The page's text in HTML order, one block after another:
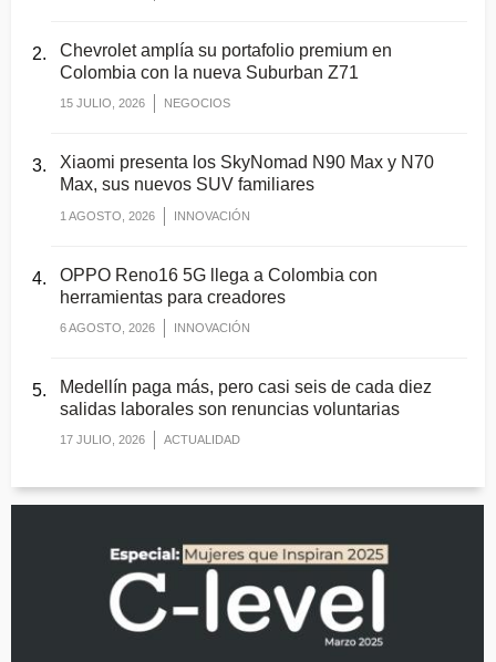
Chevrolet amplía su portafolio premium en
Colombia con la nueva Suburban Z71
15 JULIO, 2026 NEGOCIOS
Xiaomi presenta los SkyNomad N90 Max y N70
Max, sus nuevos SUV familiares
1 AGOSTO, 2026 INNOVACIÓN
OPPO Reno16 5G llega a Colombia con
herramientas para creadores
6 AGOSTO, 2026 INNOVACIÓN
Medellín paga más, pero casi seis de cada diez
salidas laborales son renuncias voluntarias
17 JULIO, 2026 ACTUALIDAD